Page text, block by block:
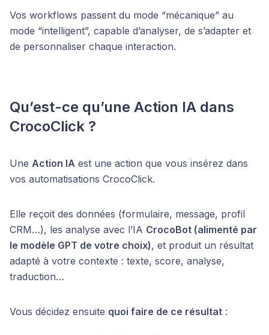
Vos workflows passent du mode “mécanique” au
mode “intelligent”, capable d’analyser, de s’adapter et
de personnaliser chaque interaction.
Qu’est-ce qu’une Action IA dans
CrocoClick ?
Une Action IA est une action que vous insérez dans
vos automatisations CrocoClick.
Elle reçoit des données (formulaire, message, profil
CRM…), les analyse avec l’IA CrocoBot (alimenté par
le modèle GPT de votre choix), et produit un résultat
adapté à votre contexte : texte, score, analyse,
traduction…
Vous décidez ensuite quoi faire de ce résultat :